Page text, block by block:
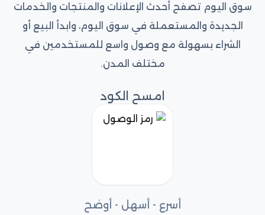
سوق اليوم تصفح أحدث الإعلانات والمنتجات والخدمات
الجديدة والمستعملة في سوق اليوم، وابدأ البيع أو
الشراء بسهولة مع وصول واسع للمستخدمين في
مختلف المدن.
امسح الكود
أسرع - أسهل - أوضح